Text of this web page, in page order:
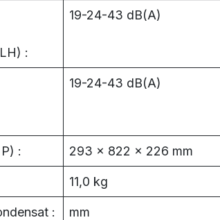
:
19-24-43 dB(A)
19-24-43 dB(A)
: 293 x 822 x 226 mm
11,0 kg
: mm